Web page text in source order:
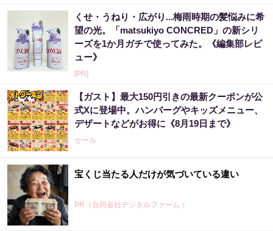
くせ・うねり・広がり...梅雨時期の髪悩みに希
望の光。「matsukiyo CONCRED」の新シリ
ーズを1か月ガチで使ってみた。《編集部レビ
ュー》
[PR]
【ガスト】最大150円引きの最新クーポンが公
式Xに登場中。ハンバーグやキッズメニュー、
デザートなどがお得に《8月19日まで》
セール
宝くじ当たる人だけが気づいている違い
PR（合同会社デジタルファーム ）